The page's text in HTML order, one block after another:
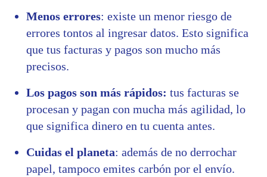
Menos errores: existe un menor riesgo de
errores tontos al ingresar datos. Esto significa
que tus facturas y pagos son mucho más
precisos.
Los pagos son más rápidos: tus facturas se
procesan y pagan con mucha más agilidad, lo
que significa dinero en tu cuenta antes.
Cuidas el planeta: además de no derrochar
papel, tampoco emites carbón por el envío.